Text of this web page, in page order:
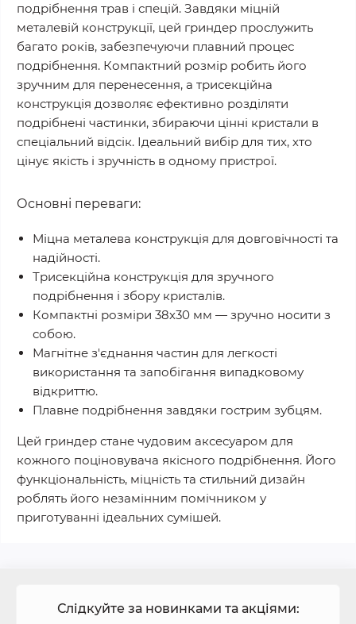
подрібнення трав і спецій. Завдяки міцній
металевій конструкції, цей гриндер прослужить
багато років, забезпечуючи плавний процес
подрібнення. Компактний розмір робить його
зручним для перенесення, а трисекційна
конструкція дозволяє ефективно розділяти
подрібнені частинки, збираючи цінні кристали в
спеціальний відсік. Ідеальний вибір для тих, хто
цінує якість і зручність в одному пристрої.
Основні переваги:
Міцна металева конструкція для довговічності та
надійності.
Трисекційна конструкція для зручного
подрібнення і збору кристалів.
Компактні розміри 38х30 мм — зручно носити з
собою.
Магнітне з'єднання частин для легкості
використання та запобігання випадковому
відкриттю.
Плавне подрібнення завдяки гострим зубцям.
Цей гриндер стане чудовим аксесуаром для
кожного поціновувача якісного подрібнення. Його
функціональність, міцність та стильний дизайн
роблять його незамінним помічником у
приготуванні ідеальних сумішей.
Слідкуйте за новинками та акціями: